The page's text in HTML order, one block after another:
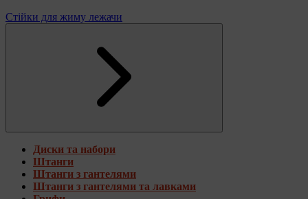
Стійки для жиму лежачи
Диски та набори
Штанги
Штанги з гантелями
Штанги з гантелями та лавками